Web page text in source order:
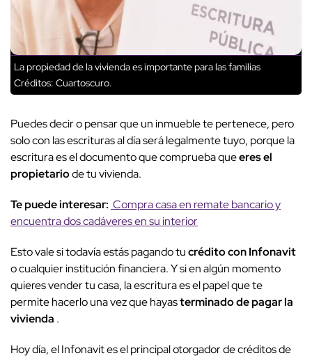
La propiedad de la vivienda es importante para las familias
Créditos: Cuartoscuro.
Puedes decir o pensar que un inmueble te pertenece, pero
solo con las escrituras al día será legalmente tuyo, porque la
escritura es el documento que comprueba queeres el
propietariode tu vivienda.
Te puede interesar: Compra casa en remate bancario y
encuentra dos cadáveres en su interior
Esto vale si todavía estás pagando tucrédito con Infonavit
o cualquier institución financiera. Y si en algún momento
quieres vender tu casa, la escritura es el papel que te
permite hacerlo una vez que hayasterminado de pagar la
vivienda .
Hoy día, el Infonavit es el principal otorgador de créditos de